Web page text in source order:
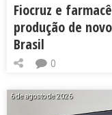
Fiocruz e
produção de
Brasil
0
6 de agosto de 2026